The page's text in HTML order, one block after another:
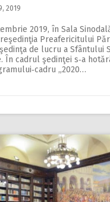
2019
2019, în Sala
Preafericitului
de lucru a Sfântului
În cadrul şedinţei s‑a
„2020…